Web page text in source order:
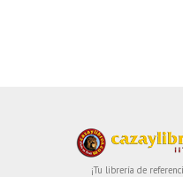
¡Tu librería de